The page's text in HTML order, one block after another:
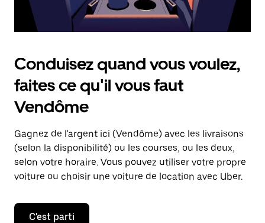
Conduisez quand vous voulez,
faites ce qu'il vous faut
Vendôme
Gagnez de l'argent ici (Vendôme) avec les livraisons
(selon la disponibilité) ou les courses, ou les deux,
selon votre horaire. Vous pouvez utiliser votre propre
voiture ou choisir une voiture de location avec Uber.
C'est parti